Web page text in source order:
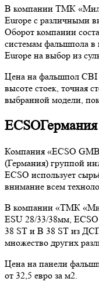
В компании ТМК
Europe с различными
Оборот компании
системам фальшпола
Europe на выбор из
Цена на фальшпол CBI
высоте стоек, точная
выбранной модели,
ECSOГермания
Компания «ECSO
(Германия) группой
ECSO использует
внимание всем
В компании «ТМК
ESU 28/33/38мм,
38 ST и B 38 ST из
множество других
Цена на панели
от 32,5 евро за м2.